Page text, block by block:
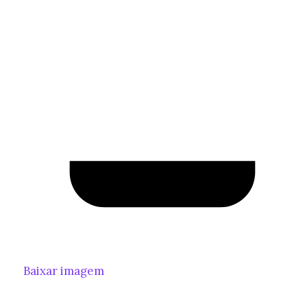
Baixar imagem